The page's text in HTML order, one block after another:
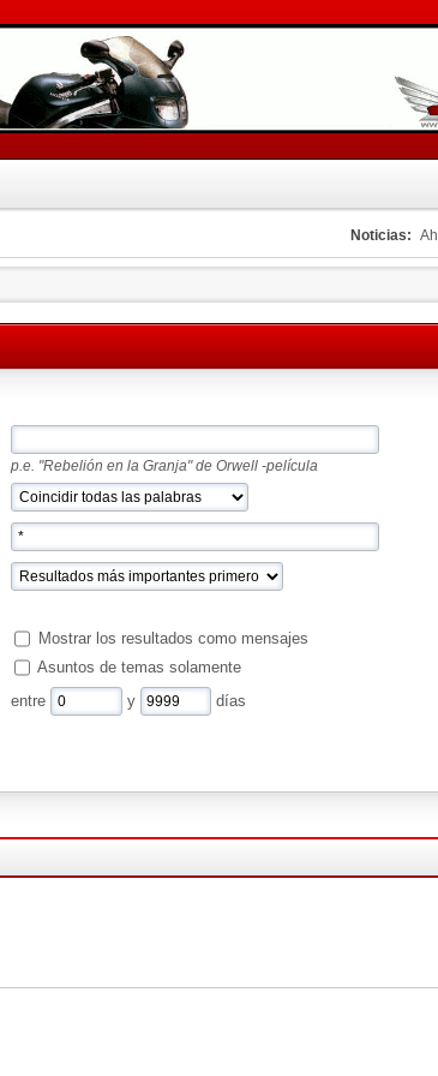
Noticias:
p.e. "Rebelión en la Granja" de Orwell -película
Mostrar los resultados como mensajes
Asuntos de temas solamente
entre y días